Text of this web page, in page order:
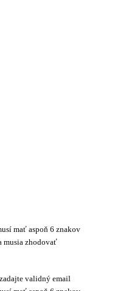
mať aspoň 6 znakov
musia zhodovať
validný email